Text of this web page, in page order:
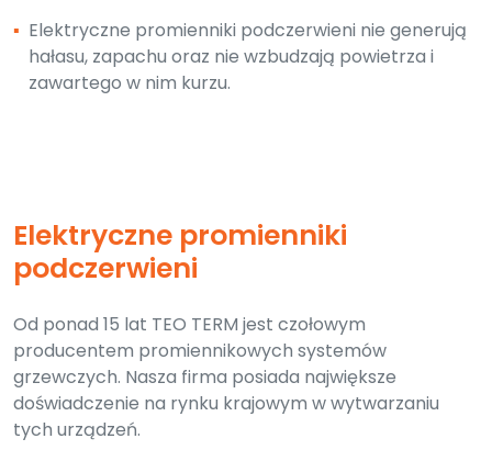
▪ Elektryczne promienniki podczerwieni nie generują
hałasu, zapachu oraz nie wzbudzają powietrza i
zawartego w nim kurzu.
Elektryczne promienniki
podczerwieni
Od ponad 15 lat TEO TERM jest czołowym
producentem promiennikowych systemów
grzewczych. Nasza firma posiada największe
doświadczenie na rynku krajowym w wytwarzaniu
tych urządzeń.